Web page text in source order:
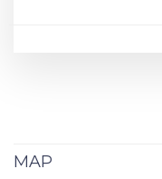
MAP